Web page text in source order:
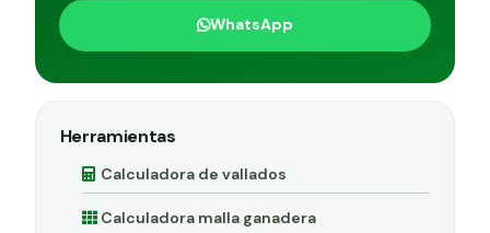
WhatsApp
Herramientas
Calculadora de vallados
Calculadora malla ganadera